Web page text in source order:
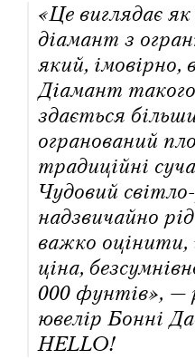
«Це виглядає
діамант з
який,
Діамант
здається
огранований
традиційні
Чудовий
надзвичайно
важко оцінити,
ціна,
000 фунтів», —
ювелір Бонні
HELLO!